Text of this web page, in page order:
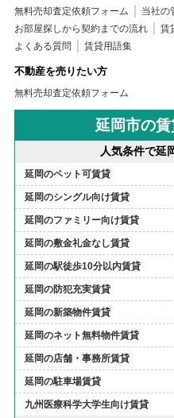
無料売却査定依頼フォーム
当社の
お部屋探しから契約までの流れ
賃
よくある質問
賃貸用語集
不動産を売りたい方
無料売却査定依頼フォーム
延岡市の
人気条件で延
延岡のペット可賃貸
延岡のシングル向け賃貸
延岡のファミリー向け賃貸
延岡の敷金礼金なし賃貸
延岡の駅徒歩10分以内賃貸
延岡の防犯充実賃貸
延岡の新築物件賃貸
延岡のネット無料物件賃貸
延岡の店舗・事務所賃貸
延岡の駐車場賃貸
九州医療科学大学生向け賃貸